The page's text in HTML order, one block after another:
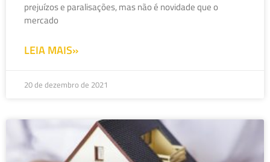
prejuízos e paralisações, mas não é novidade que o
mercado
LEIA MAIS»
20 de dezembro de 2021